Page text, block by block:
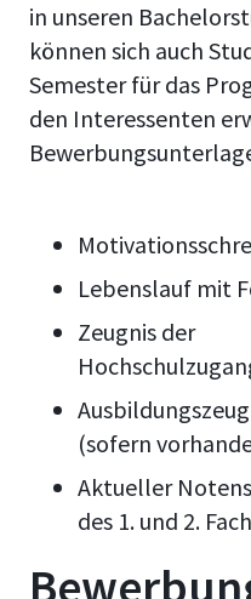
in unseren
können sich auch
Semester für das
den Interessenten
Lebenslauf mit
Zeugnis der
(sofern
Aktueller
des 1. und 2.